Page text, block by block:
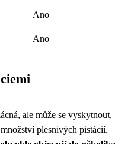
Ano
Ano
ale může se vyskytnout,
plesnivých pistácií.